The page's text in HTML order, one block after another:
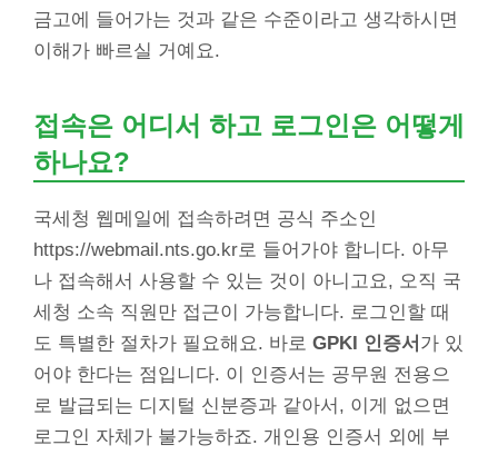
금고에 들어가는 것과 같은 수준이라고 생각하시면
이해가 빠르실 거예요.
접속은 어디서 하고 로그인은 어떻게
하나요?
국세청 웹메일에 접속하려면 공식 주소인
https://webmail.nts.go.kr로 들어가야 합니다. 아무
나 접속해서 사용할 수 있는 것이 아니고요, 오직 국
세청 소속 직원만 접근이 가능합니다. 로그인할 때
도 특별한 절차가 필요해요. 바로 GPKI 인증서 가 있
어야 한다는 점입니다. 이 인증서는 공무원 전용으
로 발급되는 디지털 신분증과 같아서, 이게 없으면
로그인 자체가 불가능하죠. 개인용 인증서 외에 부